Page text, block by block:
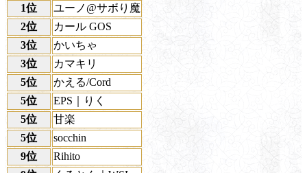
1位
ユーノ@サボり魔
2位
カール GOS
3位
かいちゃ
3位
カマキリ
5位
かえる/Cord
5位
EPS｜りく
5位
甘楽
5位
socchin
9位
Rihito